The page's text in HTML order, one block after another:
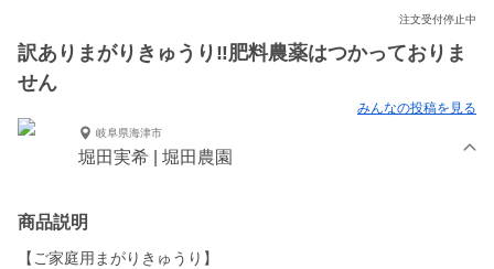
注文受付停止中
訳ありまがりきゅうり‼︎肥料農薬はつかっておりま
せん
みんなの投稿を見る
岐阜県海津市
堀田実希 | 堀田農園
商品説明
【ご家庭用まがりきゅうり】